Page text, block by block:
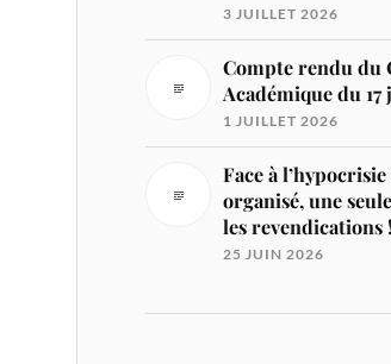
3 JUILLET 2026
Compte rendu du
Académique du 17
1 JUILLET 2026
Face à
organisé, une
les revendications !
25 JUIN 2026